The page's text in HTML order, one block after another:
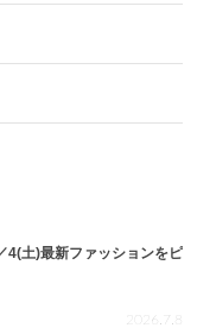
4(土)最新ファッションをピ
2026.7.8